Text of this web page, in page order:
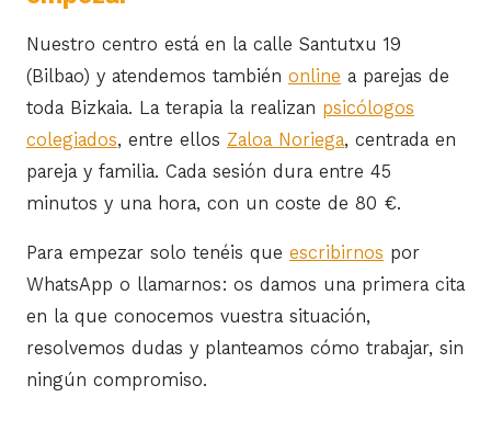
Nuestro centro está en la calle Santutxu 19
(Bilbao) y atendemos también online a parejas de
toda Bizkaia. La terapia la realizan psicólogos
colegiados, entre ellos Zaloa Noriega, centrada en
pareja y familia. Cada sesión dura entre 45
minutos y una hora, con un coste de 80 €.
Para empezar solo tenéis que escribirnos por
WhatsApp o llamarnos: os damos una primera cita
en la que conocemos vuestra situación,
resolvemos dudas y planteamos cómo trabajar, sin
ningún compromiso.